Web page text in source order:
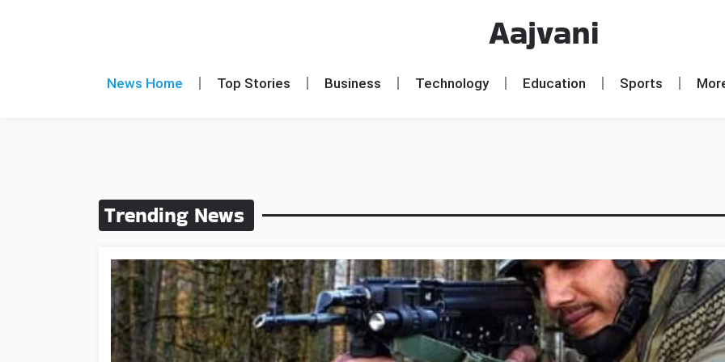
Aajvani
News Home Top Stories Business Technology Education Sports
Trending News